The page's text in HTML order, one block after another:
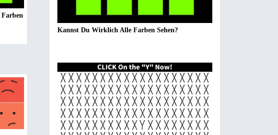
Kannst Du Wirklich Alle Farben Sehen?